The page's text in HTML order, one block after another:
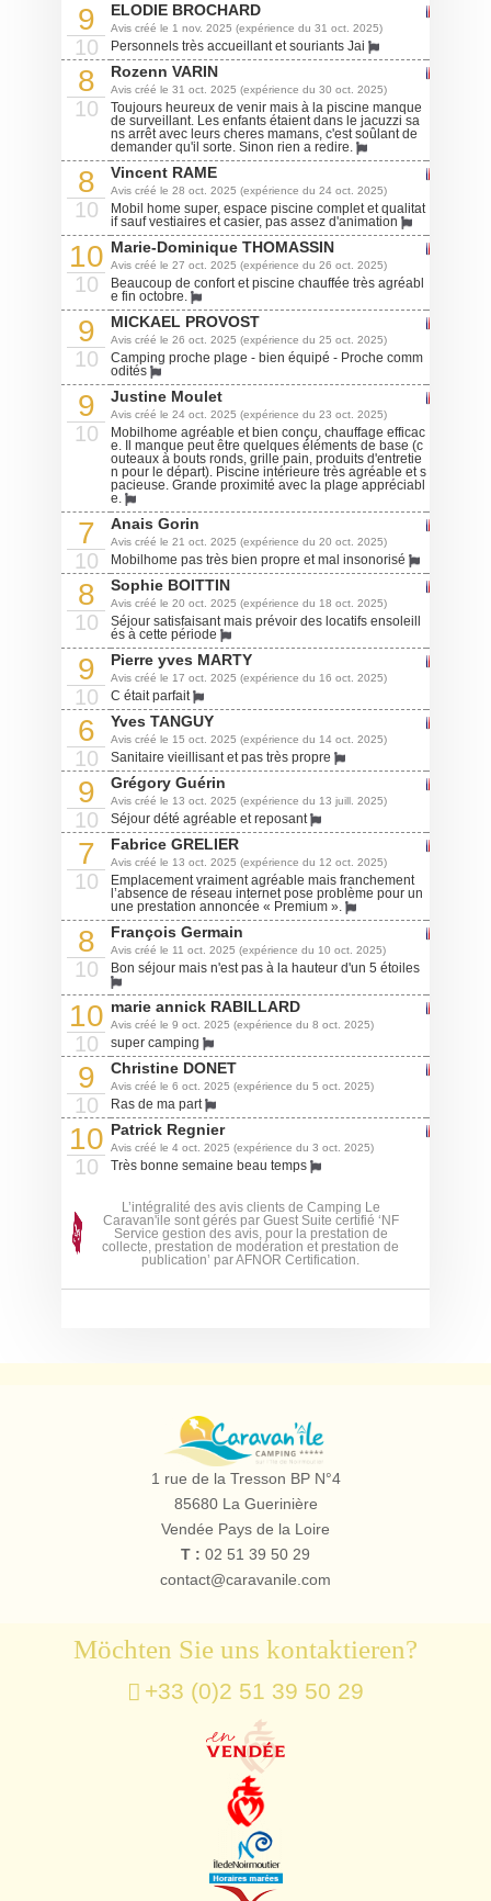
9
10
ELODIE BROCHARD
Avis créé le 1 nov. 2025 (expérience du 31 oct. 2025)
Personnels très accueillant et souriants Jai
8
10
Rozenn VARIN
Avis créé le 31 oct. 2025 (expérience du 30 oct. 2025)
Toujours heureux de venir mais à la piscine manque
de surveillant. Les enfants étaient dans le jacuzzi sa
ns arrêt avec leurs cheres mamans, c'est soûlant de
demander qu'il sorte. Sinon rien a redire.
8
10
Vincent RAME
Avis créé le 28 oct. 2025 (expérience du 24 oct. 2025)
Mobil home super, espace piscine complet et qualitat
if sauf vestiaires et casier, pas assez d'animation
10
10
Marie-Dominique THOMASSIN
Avis créé le 27 oct. 2025 (expérience du 26 oct. 2025)
Beaucoup de confort et piscine chauffée très agréabl
e fin octobre.
9
10
MICKAEL PROVOST
Avis créé le 26 oct. 2025 (expérience du 25 oct. 2025)
Camping proche plage - bien équipé - Proche comm
odités
9
10
Justine Moulet
Avis créé le 24 oct. 2025 (expérience du 23 oct. 2025)
Mobilhome agréable et bien conçu, chauffage efficac
e. Il manque peut être quelques éléments de base (c
outeaux à bouts ronds, grille pain, produits d'entretie
n pour le départ). Piscine intérieure très agréable et s
pacieuse. Grande proximité avec la plage appréciabl
e.
7
10
Anais Gorin
Avis créé le 21 oct. 2025 (expérience du 20 oct. 2025)
Mobilhome pas très bien propre et mal insonorisé
8
10
Sophie BOITTIN
Avis créé le 20 oct. 2025 (expérience du 18 oct. 2025)
Séjour satisfaisant mais prévoir des locatifs ensoleill
és à cette période
9
10
Pierre yves MARTY
Avis créé le 17 oct. 2025 (expérience du 16 oct. 2025)
C était parfait
6
10
Yves TANGUY
Avis créé le 15 oct. 2025 (expérience du 14 oct. 2025)
Sanitaire vieillisant et pas très propre
9
10
Grégory Guérin
Avis créé le 13 oct. 2025 (expérience du 13 juill. 2025)
Séjour dété agréable et reposant
7
10
Fabrice GRELIER
Avis créé le 13 oct. 2025 (expérience du 12 oct. 2025)
Emplacement vraiment agréable mais franchement
l’absence de réseau internet pose problème pour un
une prestation annoncée « Premium ».
8
10
François Germain
Avis créé le 11 oct. 2025 (expérience du 10 oct. 2025)
Bon séjour mais n'est pas à la hauteur d'un 5 étoiles
10
10
marie annick RABILLARD
Avis créé le 9 oct. 2025 (expérience du 8 oct. 2025)
super camping
9
10
Christine DONET
Avis créé le 6 oct. 2025 (expérience du 5 oct. 2025)
Ras de ma part
10
10
Patrick Regnier
Avis créé le 4 oct. 2025 (expérience du 3 oct. 2025)
Très bonne semaine beau temps
L’intégralité des avis clients de Camping Le
Caravan'ile sont gérés par Guest Suite certifié ‘NF
Service gestion des avis, pour la prestation de
collecte, prestation de modération et prestation de
publication’ par AFNOR Certification.
Campingplatz
le
Caravan'île
1 rue de la Tresson BP N°4
85680 La Guerinière
Vendée Pays de la Loire
T : 02 51 39 50 29
contact@caravanile.com
Möchten Sie uns kontaktieren?
+33 (0)2 51 39 50 29